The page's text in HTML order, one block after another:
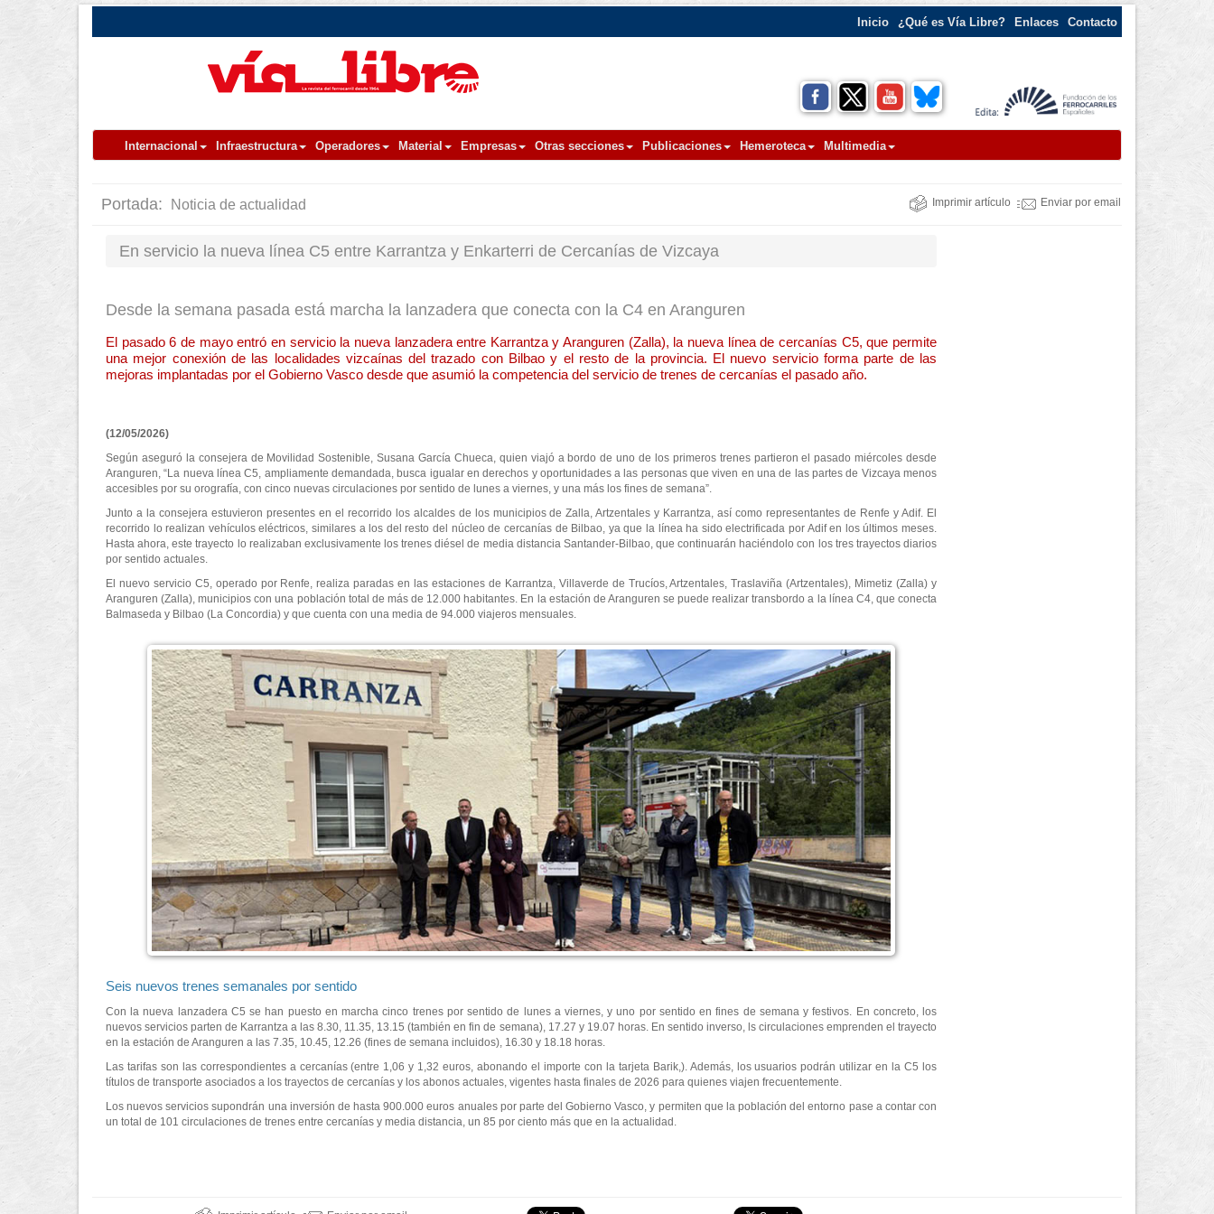
Inicio ¿Qué es Vía Libre? Enlaces Contacto
Internacional Infraestructura Operadores Material Empresas Otras secciones Publicaciones Hemeroteca Multimedia
Portada: Noticia de actualidad Imprimir artículo Enviar por email
En servicio la nueva línea C5 entre Karrantza y Enkarterri de Cercanías de Vizcaya
Desde la semana pasada está marcha la lanzadera que conecta con la C4 en Aranguren
El pasado 6 de mayo entró en servicio la nueva lanzadera entre Karrantza y Aranguren (Zalla), la nueva línea de cercanías C5, que permite
una mejor conexión de las localidades vizcaínas del trazado con Bilbao y el resto de la provincia. El nuevo servicio forma parte de las
mejoras implantadas por el Gobierno Vasco desde que asumió la competencia del servicio de trenes de cercanías el pasado año.
(12/05/2026)
Según aseguró la consejera de Movilidad Sostenible, Susana García Chueca, quien viajó a bordo de uno de los primeros trenes partieron el pasado miércoles desde
Aranguren, “La nueva línea C5, ampliamente demandada, busca igualar en derechos y oportunidades a las personas que viven en una de las partes de Vizcaya menos
accesibles por su orografía, con cinco nuevas circulaciones por sentido de lunes a viernes, y una más los fines de semana”.
Junto a la consejera estuvieron presentes en el recorrido los alcaldes de los municipios de Zalla, Artzentales y Karrantza, así como representantes de Renfe y Adif. El
recorrido lo realizan vehículos eléctricos, similares a los del resto del núcleo de cercanías de Bilbao, ya que la línea ha sido electrificada por Adif en los últimos meses.
Hasta ahora, este trayecto lo realizaban exclusivamente los trenes diésel de media distancia Santander-Bilbao, que continuarán haciéndolo con los tres trayectos diarios
por sentido actuales.
El nuevo servicio C5, operado por Renfe, realiza paradas en las estaciones de Karrantza, Villaverde de Trucíos, Artzentales, Traslaviña (Artzentales), Mimetiz (Zalla) y
Aranguren (Zalla), municipios con una población total de más de 12.000 habitantes. En la estación de Aranguren se puede realizar transbordo a la línea C4, que conecta
Balmaseda y Bilbao (La Concordia) y que cuenta con una media de 94.000 viajeros mensuales.
Seis nuevos trenes semanales por sentido
Con la nueva lanzadera C5 se han puesto en marcha cinco trenes por sentido de lunes a viernes, y uno por sentido en fines de semana y festivos. En concreto, los
nuevos servicios parten de Karrantza a las 8.30, 11.35, 13.15 (también en fin de semana), 17.27 y 19.07 horas. En sentido inverso, ls circulaciones emprenden el trayecto
en la estación de Aranguren a las 7.35, 10.45, 12.26 (fines de semana incluidos), 16.30 y 18.18 horas.
Las tarifas son las correspondientes a cercanías (entre 1,06 y 1,32 euros, abonando el importe con la tarjeta Barik,). Además, los usuarios podrán utilizar en la C5 los
títulos de transporte asociados a los trayectos de cercanías y los abonos actuales, vigentes hasta finales de 2026 para quienes viajen frecuentemente.
Los nuevos servicios supondrán una inversión de hasta 900.000 euros anuales por parte del Gobierno Vasco, y permiten que la población del entorno pase a contar con
un total de 101 circulaciones de trenes entre cercanías y media distancia, un 85 por ciento más que en la actualidad.